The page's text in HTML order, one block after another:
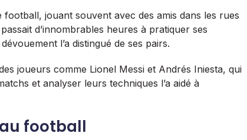
jouant souvent avec des amis dans les rues
d’innombrables heures à pratiquer ses
l’a distingué de ses pairs.
joueurs comme Lionel Messi et Andrés Iniesta, qui
et analyser leurs techniques l’a aidé à
football